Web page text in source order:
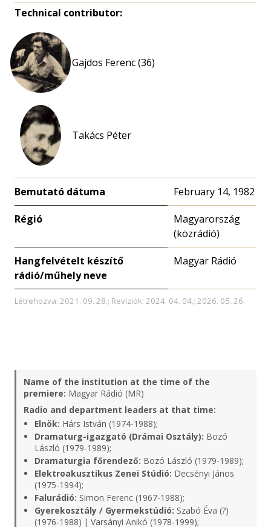
Technical contributor:
Gajdos Ferenc (36)
Takács Péter
Bemutató dátuma February 14, 1982
Régió
Magyarország
(közrádió)
Hangfelvételt készítő
rádió/műhely neve
Magyar Rádió
Létrehozva: 2021. 09. 28.; Revíziók: 2024. 04. 04.; 2026. 05. 26.
Name of the institution at the time of the
premiere: Magyar Rádió (MR)
Radio and department leaders at that time:
Elnök: Hárs István (1974-1988);
Dramaturg-igazgató (Drámai Osztály): Bozó
László (1979-1989);
Dramaturgia főrendező: Bozó László (1979-1989);
Elektroakusztikus Zenei Stúdió: Decsényi János
(1975-1994);
Falurádió: Simon Ferenc (1967-1988);
Gyerekosztály / Gyermekstúdió: Szabó Éva (?)
(1976-1988) | Varsányi Anikó (1978-1999);